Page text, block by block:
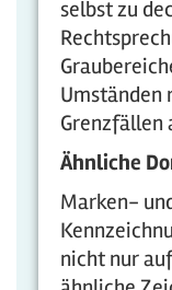
selbst zu
Umständen
Grenzfällen
Ähnliche
Marken-
nicht nur